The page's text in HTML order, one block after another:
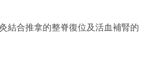
結合推拿的整脊復位及活血補腎的